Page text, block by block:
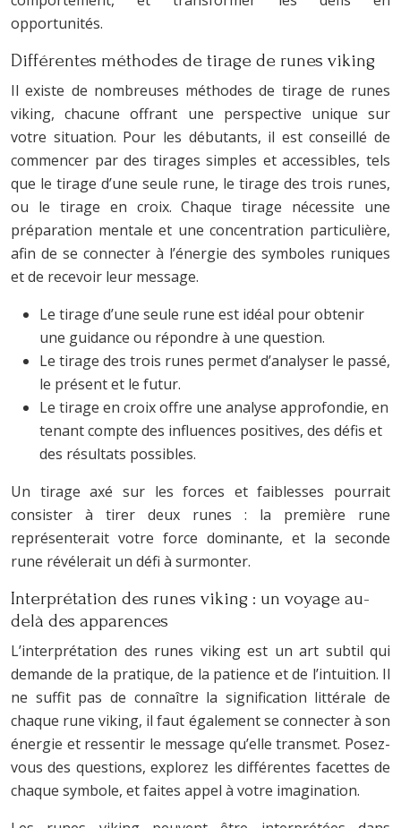
opportunités.
Différentes méthodes de tirage de runes viking
Il existe de nombreuses méthodes de tirage de runes
viking, chacune offrant une perspective unique sur
votre situation. Pour les débutants, il est conseillé de
commencer par des tirages simples et accessibles, tels
que le tirage d’une seule rune, le tirage des trois runes,
ou le tirage en croix. Chaque tirage nécessite une
préparation mentale et une concentration particulière,
afin de se connecter à l’énergie des symboles runiques
et de recevoir leur message.
Le tirage d’une seule rune est idéal pour obtenir
une guidance ou répondre à une question.
Le tirage des trois runes permet d’analyser le passé,
le présent et le futur.
Le tirage en croix offre une analyse approfondie, en
tenant compte des influences positives, des défis et
des résultats possibles.
Un tirage axé sur les forces et faiblesses pourrait
consister à tirer deux runes : la première rune
représenterait votre force dominante, et la seconde
rune révélerait un défi à surmonter.
Interprétation des runes viking : un voyage au-
delà des apparences
L’interprétation des runes viking est un art subtil qui
demande de la pratique, de la patience et de l’intuition. Il
ne suffit pas de connaître la signification littérale de
chaque rune viking, il faut également se connecter à son
énergie et ressentir le message qu’elle transmet. Posez-
vous des questions, explorez les différentes facettes de
chaque symbole, et faites appel à votre imagination.